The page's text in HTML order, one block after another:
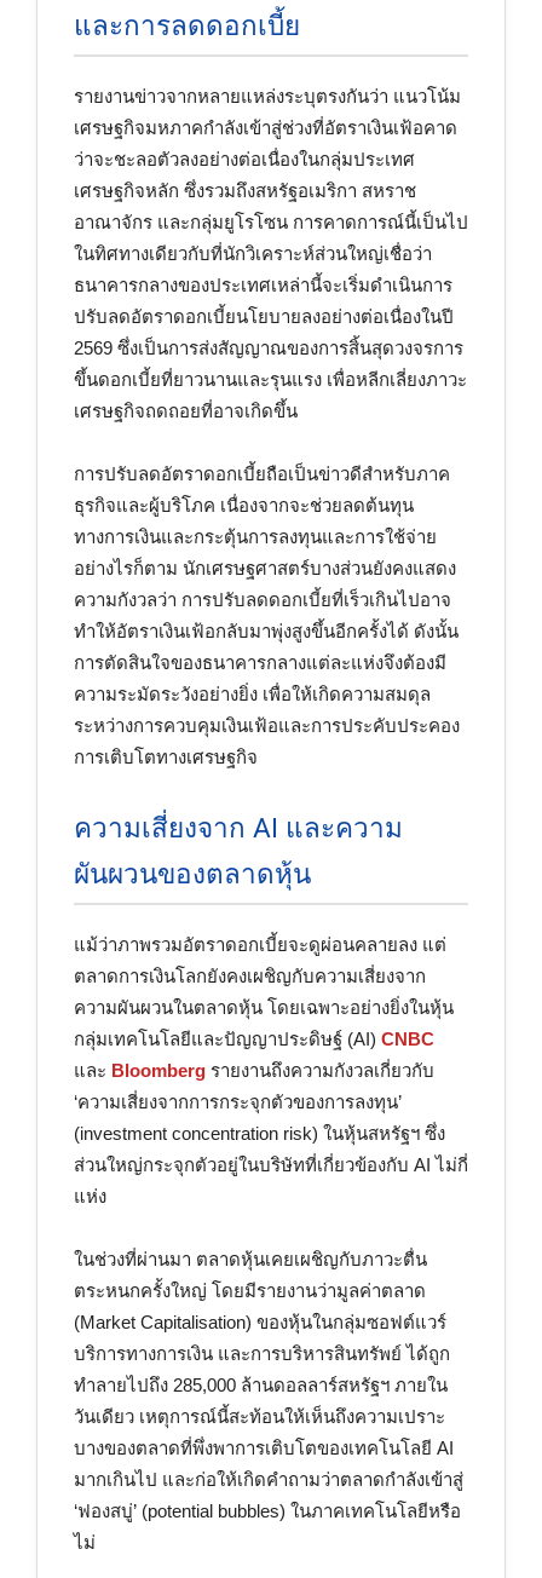
และการลดดอกเบี้ย
รายงานข่าวจากหลายแหล่งระบุตรงกันว่า แนวโน้ม
เศรษฐกิจมหภาคกำลังเข้าสู่ช่วงที่อัตราเงินเฟ้อคาด
ว่าจะชะลอตัวลงอย่างต่อเนื่องในกลุ่มประเทศ
เศรษฐกิจหลัก ซึ่งรวมถึงสหรัฐอเมริกา สหราช
อาณาจักร และกลุ่มยูโรโซน การคาดการณ์นี้เป็นไป
ในทิศทางเดียวกับที่นักวิเคราะห์ส่วนใหญ่เชื่อว่า
ธนาคารกลางของประเทศเหล่านี้จะเริ่มดำเนินการ
ปรับลดอัตราดอกเบี้ยนโยบายลงอย่างต่อเนื่องในปี
2569 ซึ่งเป็นการส่งสัญญาณของการสิ้นสุดวงจรการ
ขึ้นดอกเบี้ยที่ยาวนานและรุนแรง เพื่อหลีกเลี่ยงภาวะ
เศรษฐกิจถดถอยที่อาจเกิดขึ้น
การปรับลดอัตราดอกเบี้ยถือเป็นข่าวดีสำหรับภาค
ธุรกิจและผู้บริโภค เนื่องจากจะช่วยลดต้นทุน
ทางการเงินและกระตุ้นการลงทุนและการใช้จ่าย
อย่างไรก็ตาม นักเศรษฐศาสตร์บางส่วนยังคงแสดง
ความกังวลว่า การปรับลดดอกเบี้ยที่เร็วเกินไปอาจ
ทำให้อัตราเงินเฟ้อกลับมาพุ่งสูงขึ้นอีกครั้งได้ ดังนั้น
การตัดสินใจของธนาคารกลางแต่ละแห่งจึงต้องมี
ความระมัดระวังอย่างยิ่ง เพื่อให้เกิดความสมดุล
ระหว่างการควบคุมเงินเฟ้อและการประคับประคอง
การเติบโตทางเศรษฐกิจ
ความเสี่ยงจาก AI และความ
ผันผวนของตลาดหุ้น
แม้ว่าภาพรวมอัตราดอกเบี้ยจะดูผ่อนคลายลง แต่
ตลาดการเงินโลกยังคงเผชิญกับความเสี่ยงจาก
ความผันผวนในตลาดหุ้น โดยเฉพาะอย่างยิ่งในหุ้น
กลุ่มเทคโนโลยีและปัญญาประดิษฐ์ (AI) CNBC
และ Bloomberg รายงานถึงความกังวลเกี่ยวกับ
‘ความเสี่ยงจากการกระจุกตัวของการลงทุน’
(investment concentration risk) ในหุ้นสหรัฐฯ ซึ่ง
ส่วนใหญ่กระจุกตัวอยู่ในบริษัทที่เกี่ยวข้องกับ AI ไม่กี่
แห่ง
ในช่วงที่ผ่านมา ตลาดหุ้นเคยเผชิญกับภาวะตื่น
ตระหนกครั้งใหญ่ โดยมีรายงานว่ามูลค่าตลาด
(Market Capitalisation) ของหุ้นในกลุ่มซอฟต์แวร์
บริการทางการเงิน และการบริหารสินทรัพย์ ได้ถูก
ทำลายไปถึง 285,000 ล้านดอลลาร์สหรัฐฯ ภายใน
วันเดียว เหตุการณ์นี้สะท้อนให้เห็นถึงความเปราะ
บางของตลาดที่พึ่งพาการเติบโตของเทคโนโลยี AI
มากเกินไป และก่อให้เกิดคำถามว่าตลาดกำลังเข้าสู่
‘ฟองสบู่’ (potential bubbles) ในภาคเทคโนโลยีหรือ
ไม่